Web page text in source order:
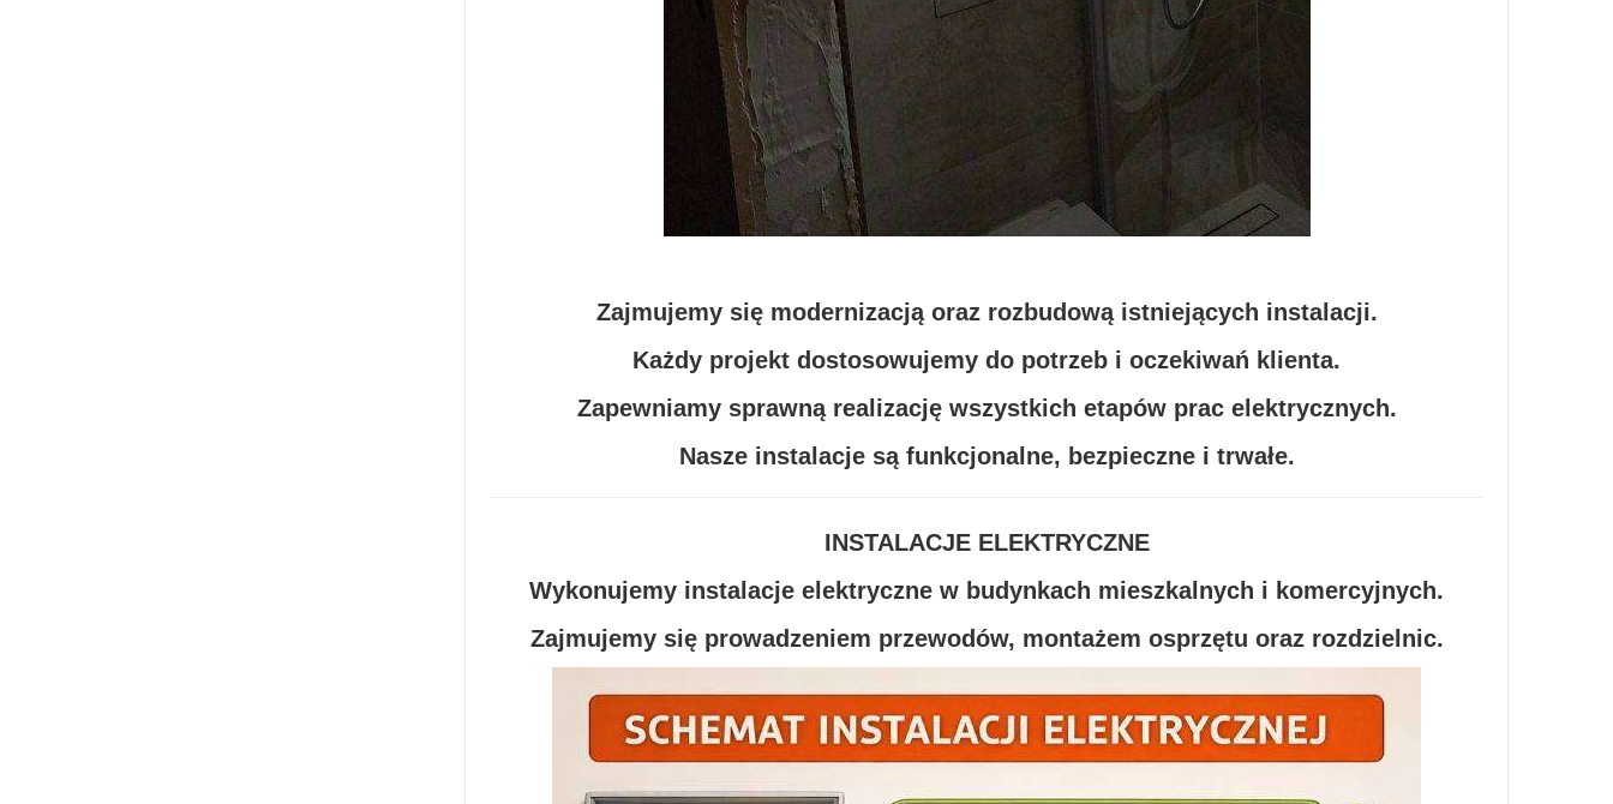
Zajmujemy się modernizacją oraz rozbudową istniejących instalacji.
Każdy projekt dostosowujemy do potrzeb i oczekiwań klienta.
Zapewniamy sprawną realizację wszystkich etapów prac elektrycznych.
Nasze instalacje są funkcjonalne, bezpieczne i trwałe.
INSTALACJE ELEKTRYCZNE
Wykonujemy instalacje elektryczne w budynkach mieszkalnych i komercyjnych.
Zajmujemy się prowadzeniem przewodów, montażem osprzętu oraz rozdzielnic.